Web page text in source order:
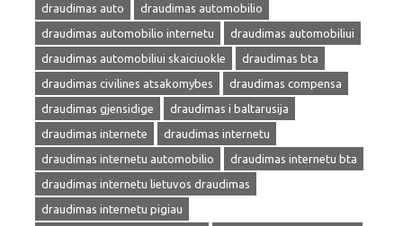
draudimas auto
draudimas automobilio
draudimas automobilio internetu
draudimas automobiliui
draudimas automobiliui skaiciuokle
draudimas bta
draudimas civilines atsakomybes
draudimas compensa
draudimas gjensidige
draudimas i baltarusija
draudimas internete
draudimas internetu
draudimas internetu automobilio
draudimas internetu bta
draudimas internetu lietuvos draudimas
draudimas internetu pigiau